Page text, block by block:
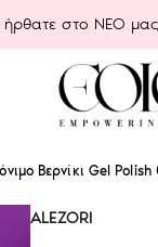
στο ΝΕΟ
Βερνίκι Gel
ALEZORI